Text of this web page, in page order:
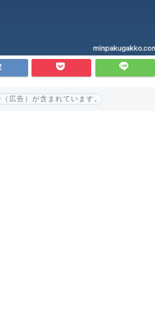
広告）が含まれています。